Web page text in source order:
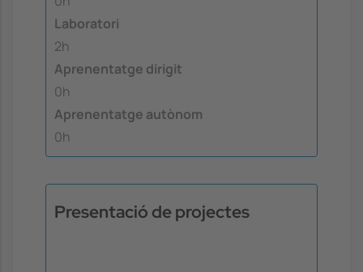
Laboratori
2h
Aprenentatge dirigit
0h
Aprenentatge autònom
0h
Presentació de projectes